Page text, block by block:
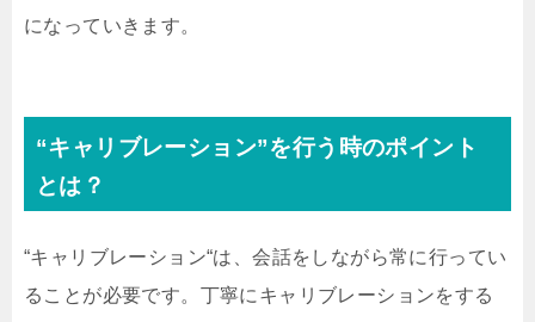
になっていきます。
“キャリブレーション”を行う時のポイント
とは？
“キャリブレーション“は、会話をしながら常に行ってい
ることが必要です。丁寧にキャリブレーションをする